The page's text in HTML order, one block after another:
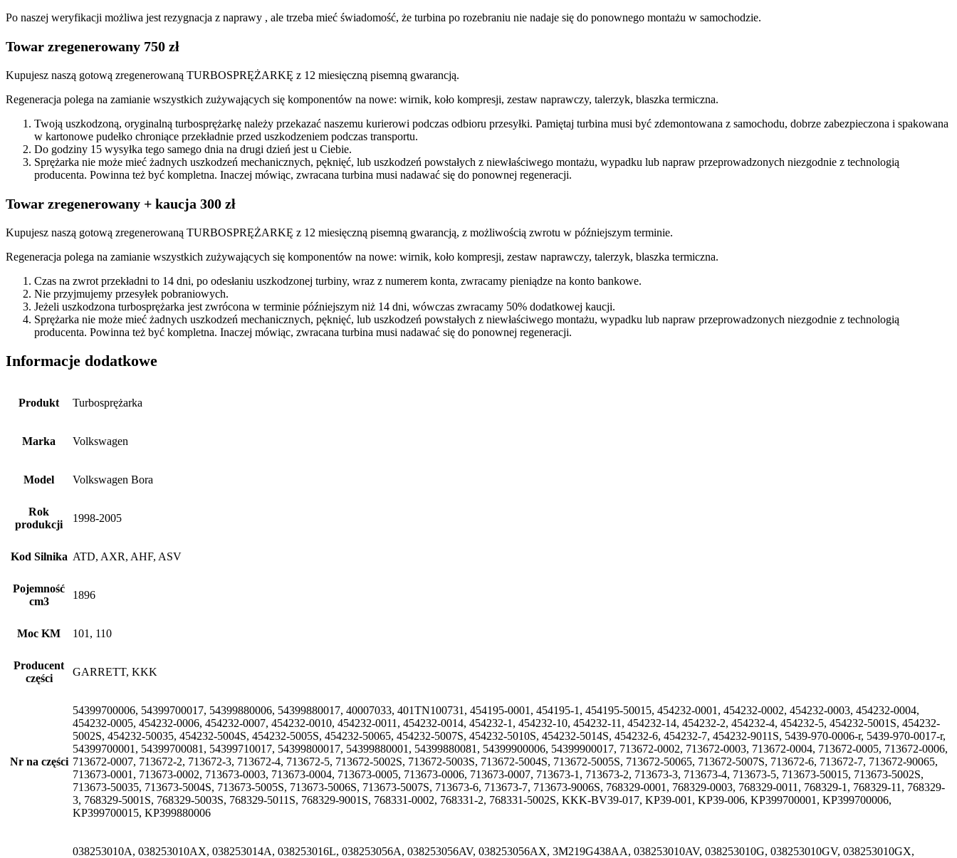
Po naszej weryfikacji możliwa jest rezygnacja z naprawy , ale trzeba mieć świadomość, że turbina po rozebraniu nie nadaje się do ponownego montażu w samochodzie.
Towar zregenerowany 750 zł
Kupujesz naszą gotową zregenerowaną TURBOSPRĘŻARKĘ z 12 miesięczną pisemną gwarancją.
Regeneracja polega na zamianie wszystkich zużywających się komponentów na nowe: wirnik, koło kompresji, zestaw naprawczy, talerzyk, blaszka termiczna.
Twoją uszkodzoną, oryginalną turbosprężarkę należy przekazać naszemu kurierowi podczas odbioru przesyłki. Pamiętaj turbina musi być zdemontowana z samochodu, dobrze zabezpieczona i spakowana
w kartonowe pudełko chroniące przekładnie przed uszkodzeniem podczas transportu.
Do godziny 15 wysyłka tego samego dnia na drugi dzień jest u Ciebie.
Sprężarka nie może mieć żadnych uszkodzeń mechanicznych, pęknięć, lub uszkodzeń powstałych z niewłaściwego montażu, wypadku lub napraw przeprowadzonych niezgodnie z technologią
producenta. Powinna też być kompletna. Inaczej mówiąc, zwracana turbina musi nadawać się do ponownej regeneracji.
Towar zregenerowany + kaucja 300 zł
Kupujesz naszą gotową zregenerowaną TURBOSPRĘŻARKĘ z 12 miesięczną pisemną gwarancją, z możliwością zwrotu w późniejszym terminie.
Regeneracja polega na zamianie wszystkich zużywających się komponentów na nowe: wirnik, koło kompresji, zestaw naprawczy, talerzyk, blaszka termiczna.
Czas na zwrot przekładni to 14 dni, po odesłaniu uszkodzonej turbiny, wraz z numerem konta, zwracamy pieniądze na konto bankowe.
Nie przyjmujemy przesyłek pobraniowych.
Jeżeli uszkodzona turbosprężarka jest zwrócona w terminie późniejszym niż 14 dni, wówczas zwracamy 50% dodatkowej kaucji.
Sprężarka nie może mieć żadnych uszkodzeń mechanicznych, pęknięć, lub uszkodzeń powstałych z niewłaściwego montażu, wypadku lub napraw przeprowadzonych niezgodnie z technologią
producenta. Powinna też być kompletna. Inaczej mówiąc, zwracana turbina musi nadawać się do ponownej regeneracji.
Informacje dodatkowe
Produkt Turbosprężarka
Marka Volkswagen
Model Volkswagen Bora
Rok
produkcji
1998-2005
Kod Silnika ATD, AXR, AHF, ASV
Pojemność
cm3
1896
Moc KM 101, 110
Producent
części
GARRETT, KKK
Nr na części
54399700006, 54399700017, 54399880006, 54399880017, 40007033, 401TN100731, 454195-0001, 454195-1, 454195-50015, 454232-0001, 454232-0002, 454232-0003, 454232-0004,
454232-0005, 454232-0006, 454232-0007, 454232-0010, 454232-0011, 454232-0014, 454232-1, 454232-10, 454232-11, 454232-14, 454232-2, 454232-4, 454232-5, 454232-5001S, 454232-
5002S, 454232-50035, 454232-5004S, 454232-5005S, 454232-50065, 454232-5007S, 454232-5010S, 454232-5014S, 454232-6, 454232-7, 454232-9011S, 5439-970-0006-r, 5439-970-0017-r,
54399700001, 54399700081, 54399710017, 54399800017, 54399880001, 54399880081, 54399900006, 54399900017, 713672-0002, 713672-0003, 713672-0004, 713672-0005, 713672-0006,
713672-0007, 713672-2, 713672-3, 713672-4, 713672-5, 713672-5002S, 713672-5003S, 713672-5004S, 713672-5005S, 713672-50065, 713672-5007S, 713672-6, 713672-7, 713672-90065,
713673-0001, 713673-0002, 713673-0003, 713673-0004, 713673-0005, 713673-0006, 713673-0007, 713673-1, 713673-2, 713673-3, 713673-4, 713673-5, 713673-50015, 713673-5002S,
713673-50035, 713673-5004S, 713673-5005S, 713673-5006S, 713673-5007S, 713673-6, 713673-7, 713673-9006S, 768329-0001, 768329-0003, 768329-0011, 768329-1, 768329-11, 768329-
3, 768329-5001S, 768329-5003S, 768329-5011S, 768329-9001S, 768331-0002, 768331-2, 768331-5002S, KKK-BV39-017, KP39-001, KP39-006, KP399700001, KP399700006,
KP399700015, KP399880006
038253010A, 038253010AX, 038253014A, 038253016L, 038253056A, 038253056AV, 038253056AX, 3M219G438AA, 038253010AV, 038253010G, 038253010GV, 038253010GX,